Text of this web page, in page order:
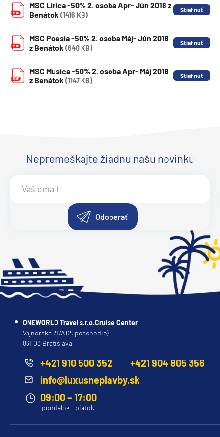
MSC Lirica -50% 2. osoba Apr- Jún 2018 z
Benátok (1416 KB)
MSC Poesia -50% 2. osoba Máj- Jún 2018
z Benátok (640 KB)
MSC Musica -50% 2. osoba Apr- Máj 2018
z Benátok (1147 KB)
Nepremeškajte žiadnu našu novinku
Odoberať
ONEWORLD Travel s.r.o.Cruise Center
Vajnorská 21/A (2. poschodie)
831 03 Bratislava
+421 910 500 352
+421 904 805 356
info@luxusneplavby.sk
09:00 – 17:00
pondelok - piatok